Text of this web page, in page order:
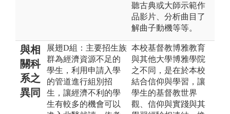
聽古典或大師示範作
品影片、分析曲目了
解曲子動機等等。
與相
關科
系之
異同
展翅D組：主要招生族
群為經濟資源不足的
學生，利用申請入學
的管道進行組別招
生，讓經濟不利的學
生有較多的機會可以
本校基督教博雅教育
與其他大學博雅學院
之不同，是在於本校
結合信仰與學習，讓
學生的基督教世界
觀、信仰與實踐與其